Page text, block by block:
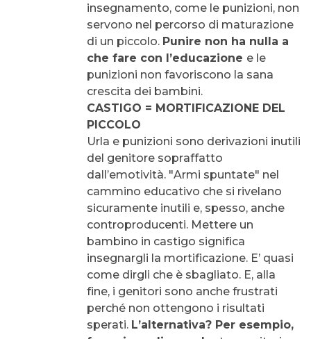
insegnamento, come le punizioni, non
servono nel percorso di maturazione
di un piccolo. Punire non ha nulla a
che fare con l’educazione e le
punizioni non favoriscono la sana
crescita dei bambini.
CASTIGO = MORTIFICAZIONE DEL
PICCOLO
Urla e punizioni sono derivazioni inutili
del genitore sopraffatto
dall’emotività. "Armi spuntate" nel
cammino educativo che si rivelano
sicuramente inutili e, spesso, anche
controproducenti. Mettere un
bambino in castigo significa
insegnargli la mortificazione. E’ quasi
come dirgli che è sbagliato. E, alla
fine, i genitori sono anche frustrati
perché non ottengono i risultati
sperati. L’alternativa? Per esempio,